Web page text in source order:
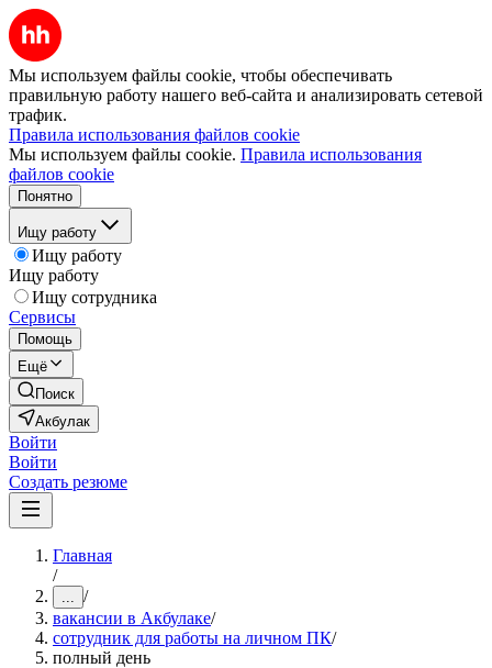
Мы используем файлы cookie, чтобы обеспечивать
правильную работу нашего веб-сайта и анализировать сетевой
трафик.
Правила использования файлов cookie
Мы используем файлы cookie. Правила использования
файлов cookie
Понятно
Ищу работу
Ищу работу
Ищу работу
Ищу сотрудника
Сервисы
Помощь
Ещё
Поиск
Акбулак
Войти
Войти
Создать резюме
Главная
/
... /
вакансии в Акбулаке/
сотрудник для работы на личном ПК/
полный день